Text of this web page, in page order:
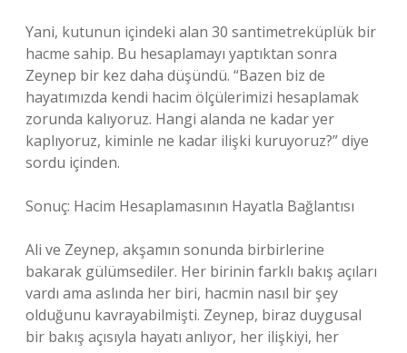
Yani, kutunun içindeki alan 30 santimetreküplük bir
hacme sahip. Bu hesaplamayı yaptıktan sonra
Zeynep bir kez daha düşündü. “Bazen biz de
hayatımızda kendi hacim ölçülerimizi hesaplamak
zorunda kalıyoruz. Hangi alanda ne kadar yer
kaplıyoruz, kiminle ne kadar ilişki kuruyoruz?” diye
sordu içinden.
Sonuç: Hacim Hesaplamasının Hayatla Bağlantısı
Ali ve Zeynep, akşamın sonunda birbirlerine
bakarak gülümsediler. Her birinin farklı bakış açıları
vardı ama aslında her biri, hacmin nasıl bir şey
olduğunu kavrayabilmişti. Zeynep, biraz duygusal
bir bakış açısıyla hayatı anlıyor, her ilişkiyi, her